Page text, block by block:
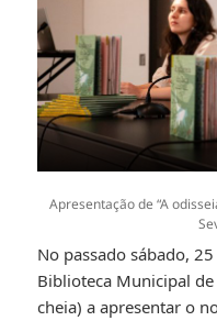
Apresentação de “A
No passado sábado,
Biblioteca Municipal
cheia) a apresentar o